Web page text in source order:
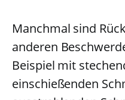
Manchmal sind
anderen
Beispiel mit
einschießenden